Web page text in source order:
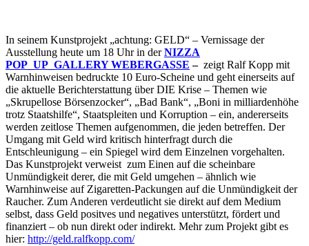
In seinem Kunstprojekt „achtung: GELD“ – Vernissage der
Ausstellung heute um 18 Uhr in derNIZZA
POP_UP_GALLERY WEBERGASSE – zeigt Ralf Kopp mit
Warnhinweisen bedruckte 10 Euro-Scheine und geht einerseits auf
die aktuelle Berichterstattung über DIE Krise – Themen wie
„Skrupellose Börsenzocker“, „Bad Bank“, „Boni in milliardenhöhe
trotz Staatshilfe“, Staatspleiten und Korruption – ein, andererseits
werden zeitlose Themen aufgenommen, die jeden betreffen. Der
Umgang mit Geld wird kritisch hinterfragt durch die
Entschleunigung – ein Spiegel wird dem Einzelnen vorgehalten.
Das Kunstprojekt verweist zum Einen auf die scheinbare
Unmündigkeit derer, die mit Geld umgehen – ähnlich wie
Warnhinweise auf Zigaretten-Packungen auf die Unmündigkeit der
Raucher. Zum Anderen verdeutlicht sie direkt auf dem Medium
selbst, dass Geld positves und negatives unterstützt, fördert und
finanziert – ob nun direkt oder indirekt. Mehr zum Projekt gibt es
hier: http://geld.ralfkopp.com/